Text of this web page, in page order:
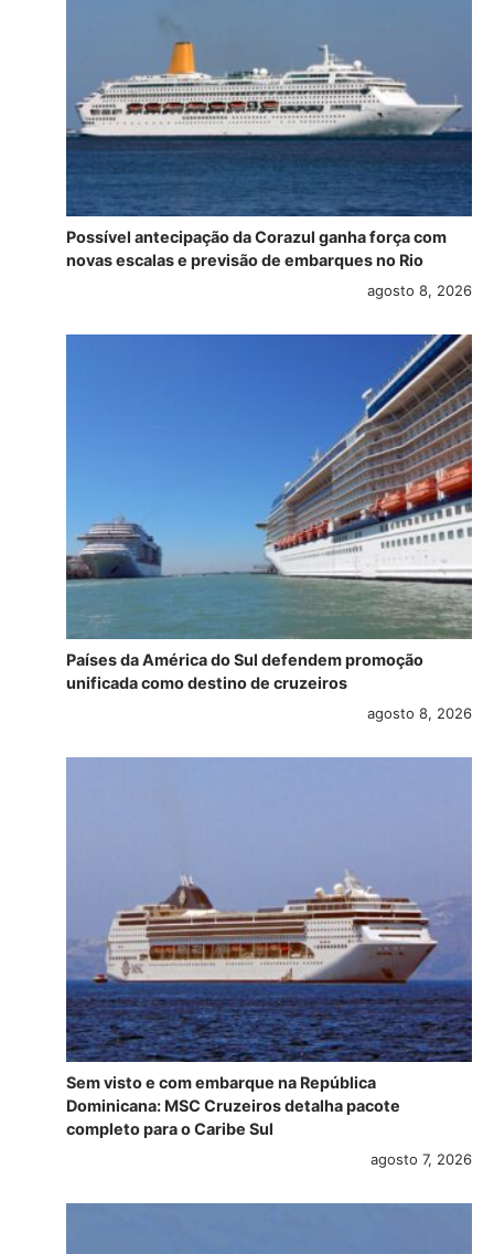
Possível antecipação da Corazul ganha força com
novas escalas e previsão de embarques no Rio
agosto 8, 2026
Países da América do Sul defendem promoção
unificada como destino de cruzeiros
agosto 8, 2026
Sem visto e com embarque na República
Dominicana: MSC Cruzeiros detalha pacote
completo para o Caribe Sul
agosto 7, 2026